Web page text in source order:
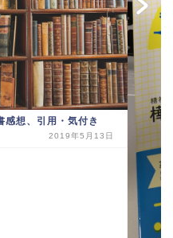
想、引用・気付き
2019年5月13日